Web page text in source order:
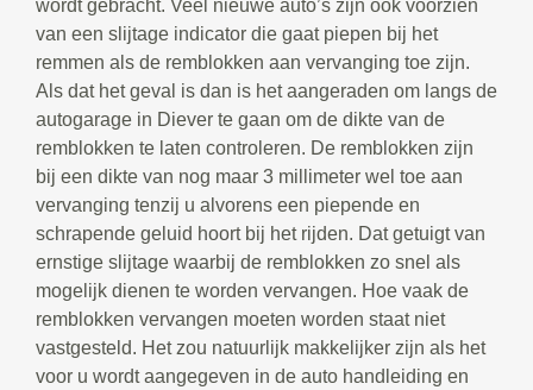
wordt gebracht. Veel nieuwe auto’s zijn ook voorzien
van een slijtage indicator die gaat piepen bij het
remmen als de remblokken aan vervanging toe zijn.
Als dat het geval is dan is het aangeraden om langs de
autogarage in Diever te gaan om de dikte van de
remblokken te laten controleren. De remblokken zijn
bij een dikte van nog maar 3 millimeter wel toe aan
vervanging tenzij u alvorens een piepende en
schrapende geluid hoort bij het rijden. Dat getuigt van
ernstige slijtage waarbij de remblokken zo snel als
mogelijk dienen te worden vervangen. Hoe vaak de
remblokken vervangen moeten worden staat niet
vastgesteld. Het zou natuurlijk makkelijker zijn als het
voor u wordt aangegeven in de auto handleiding en